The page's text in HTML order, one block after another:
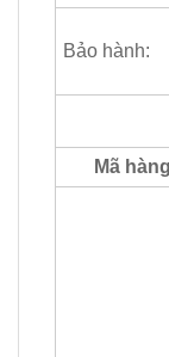
Bảo hành:
Mã hàng